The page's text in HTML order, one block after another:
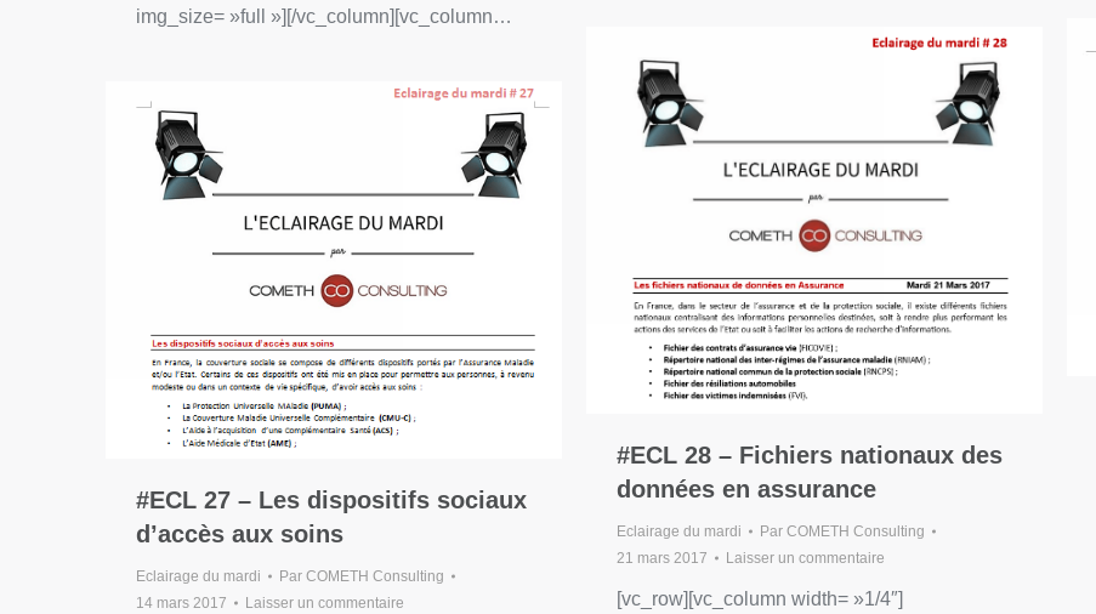
img_size= »full »][/vc_column][vc_column…
#ECL 28 – Fichiers nationaux des
données en assurance
Eclairage du mardi Par COMETH Consulting
21 mars 2017
Laisser un commentaire
[vc_row][vc_column width= »1/4″]
#ECL 27 – Les dispositifs sociaux
d’accès aux soins
Eclairage du mardi Par COMETH Consulting
14 mars 2017
Laisser un commentaire